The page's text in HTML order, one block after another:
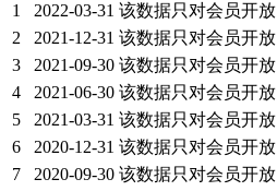
1
2022-03-31 该数据只对会员开放
2
2021-12-31 该数据只对会员开放
3
2021-09-30 该数据只对会员开放
4
2021-06-30 该数据只对会员开放
5
2021-03-31 该数据只对会员开放
6
2020-12-31 该数据只对会员开放
7
2020-09-30 该数据只对会员开放